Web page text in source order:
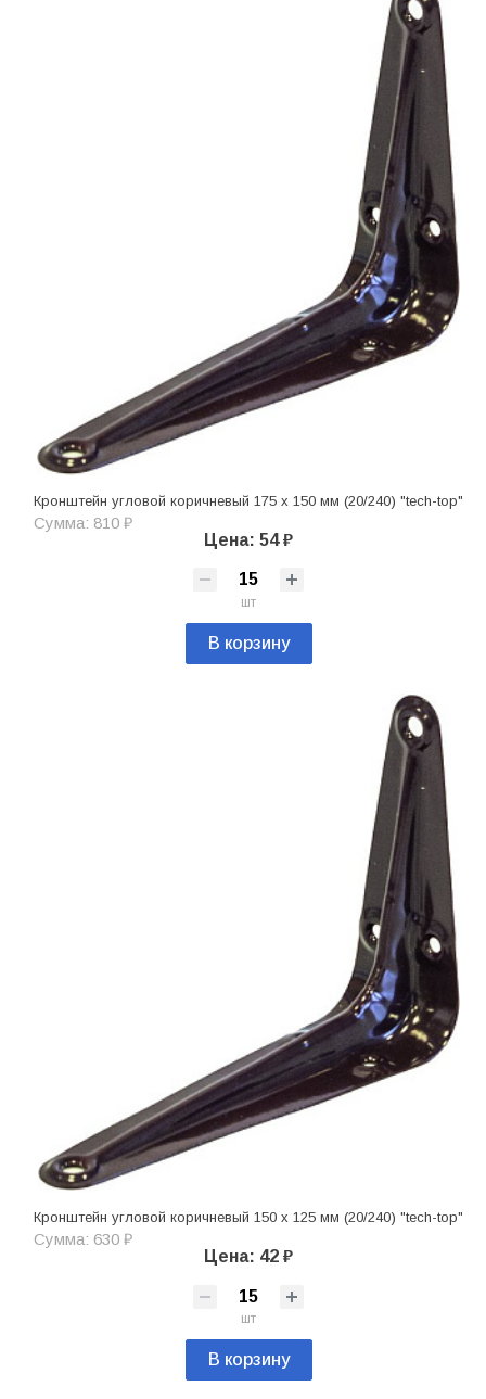
Кронштейн угловой коричневый 175 х 150 мм (20/240) "tech-top"
Сумма: 810 ₽
Цена: 54 ₽
шт
В корзину
Кронштейн угловой коричневый 150 х 125 мм (20/240) "tech-top"
Сумма: 630 ₽
Цена: 42 ₽
шт
В корзину